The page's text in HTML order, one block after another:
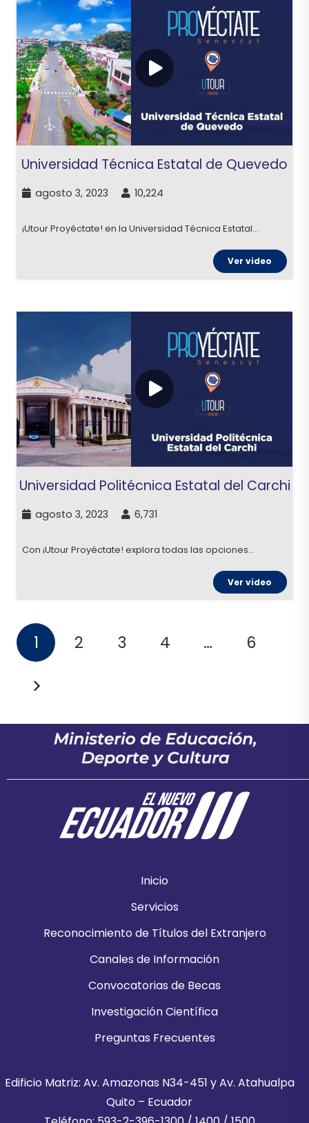
Universidad Técnica Estatal de Quevedo
agosto 3, 2023 10,224
¡Utour Proyéctate! en la Universidad Técnica Estatal…
Ver video
Universidad Politécnica Estatal del Carchi
agosto 3, 2023 6,731
Con ¡Utour Proyéctate! explora todas las opciones…
Ver video
1 2 3 4 … 6
Inicio
Servicios
Reconocimiento de Títulos del Extranjero
Canales de Información
Convocatorias de Becas
Investigación Científica
Preguntas Frecuentes
Edificio Matriz: Av. Amazonas N34-451 y Av. Atahualpa
Quito – Ecuador